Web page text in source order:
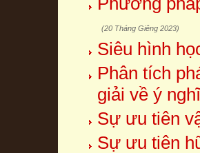
(20 Tháng Giêng 2023)
Siêu hình
Phân tích
giải về ý
Sự ưu tiên
Sự ưu tiên